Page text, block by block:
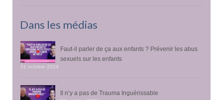
Dans les médias
Faut-il parler de ça aux enfants ? Prévenir les abus
sexuels sur les enfants
31 octobre 2024
Il n’y a pas de Trauma Inguérissable